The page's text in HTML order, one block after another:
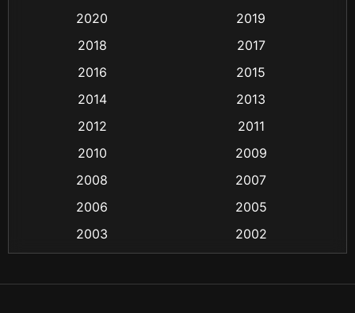
Classic หนังคลาสสิก (25)
Coming-of-age ชีวิตวัยรุ่น (13)
Crime อาชญากรรม (48)
Cult Film(4)
2020
2019
2018
2017
2016
2015
2014
2013
2012
2011
2010
2009
2008
2007
2006
2005
2003
2002
1998
1997